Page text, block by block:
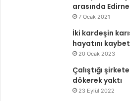
arasında
7 Ocak 2021
İki kardeşin
hayatını
20 Ocak 2023
Çalıştığı
dökerek yaktı
23 Eylül 2022